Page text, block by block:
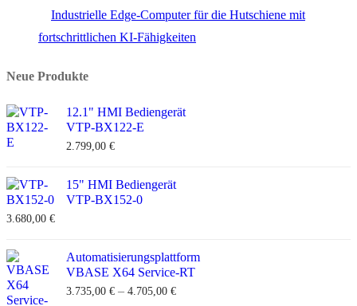
Industrielle Edge-Computer für die Hutschiene mit
fortschrittlichen KI-Fähigkeiten
Neue Produkte
12.1" HMI Bediengerät
VTP-BX122-E
2.799,00 €
15" HMI Bediengerät
VTP-BX152-0
3.680,00 €
Automatisierungsplattform
VBASE X64 Service-RT
3.735,00 € – 4.705,00 €